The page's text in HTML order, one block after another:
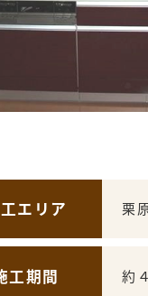
エリア 栗
工期間 約